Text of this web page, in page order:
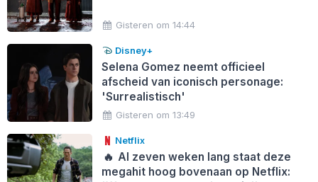
Gisteren om 14:44
Disney+
Selena Gomez neemt officieel
afscheid van iconisch personage:
'Surrealistisch'
Gisteren om 13:49
Netflix
🔥 Al zeven weken lang staat deze
megahit hoog bovenaan op Netflix: